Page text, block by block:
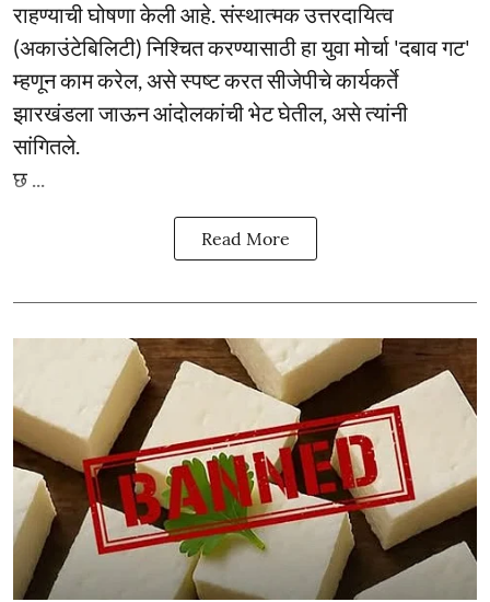
राहण्याची घोषणा केली आहे. संस्थात्मक उत्तरदायित्व
(अकाउंटेबिलिटी) निश्चित करण्यासाठी हा युवा मोर्चा 'दबाव गट'
म्हणून काम करेल, असे स्पष्ट करत सीजेपीचे कार्यकर्ते
झारखंडला जाऊन आंदोलकांची भेट घेतील, असे त्यांनी
सांगितले.
छ ...
Read More